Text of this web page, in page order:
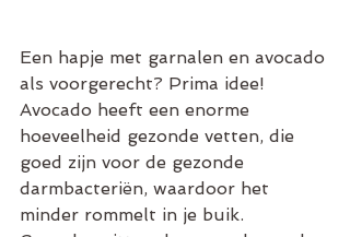
Een hapje met garnalen en avocado
als voorgerecht? Prima idee!
Avocado heeft een enorme
hoeveelheid gezonde vetten, die
goed zijn voor de gezonde
darmbacteriën, waardoor het
minder rommelt in je buik.